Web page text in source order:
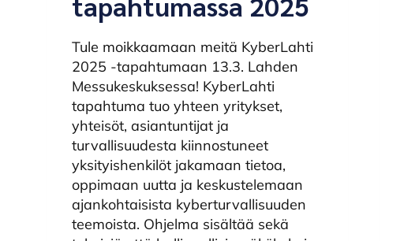
Tule moikkaamaan meitä KyberLahti
2025 -tapahtumaan 13.3. Lahden
Messukeskuksessa! KyberLahti
tapahtuma tuo yhteen yritykset,
yhteisöt, asiantuntijat ja
turvallisuudesta kiinnostuneet
yksityishenkilöt jakamaan tietoa,
oppimaan uutta ja keskustelemaan
ajankohtaisista kyberturvallisuuden
teemoista. Ohjelma sisältää sekä